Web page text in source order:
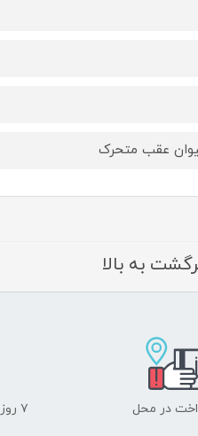
عقب متحرک
به بالا
در محل ۷ روز ضمانت بازگشت